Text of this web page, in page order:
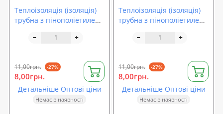
Теплоізоляція (ізоляція)
трубна з пінополіетилену
11,00грн. -27%
8,00грн.
Детальніше Оптові ціни
Немає в наявності
Теплоізоляція (ізоляція)
трубна з пінополіетилену
11,00грн. -27%
8,00грн.
Детальніше Оптові ціни
Немає в наявності